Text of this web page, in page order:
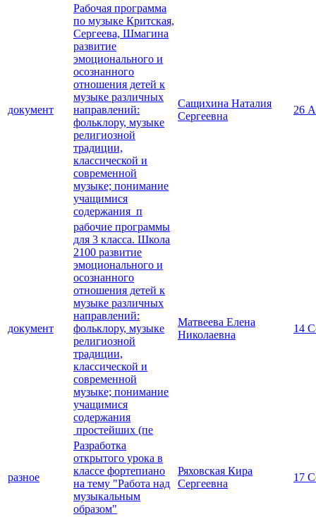
документ
Рабочая программа
по музыке Критская,
Сергеева, Шмагина
развитие
эмоционального и
осознанного
отношения детей к
музыке различных
направлений:
фольклору, музыке
религиозной
традиции,
классической и
современной
музыке; понимание
учащимися
содержания п
Сащихина Наталия
Сергеевна
26
документ
рабочие программы
для 3 класса. Школа
2100 развитие
эмоционального и
осознанного
отношения детей к
музыке различных
направлений:
фольклору, музыке
религиозной
традиции,
классической и
современной
музыке; понимание
учащимися
содержания
простейших (пе
Матвеева Елена
Николаевна
14
разное
Разработка
открытого урока в
классе фортепиано
на тему "Работа над
музыкальным
образом"
Ряховская Кира
Сергеевна
17